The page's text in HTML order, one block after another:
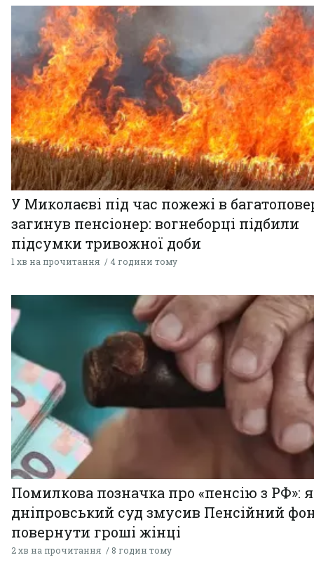
У Миколаєві під час пожежі в
загинув пенсіонер: вогнеборці підбили
підсумки тривожної доби
1 хв на прочитання 4 години тому
Помилкова позначка про «пенсію з РФ»:
дніпровський суд змусив Пенсійний
повернути гроші жінці
2 хв на прочитання 8 годин тому